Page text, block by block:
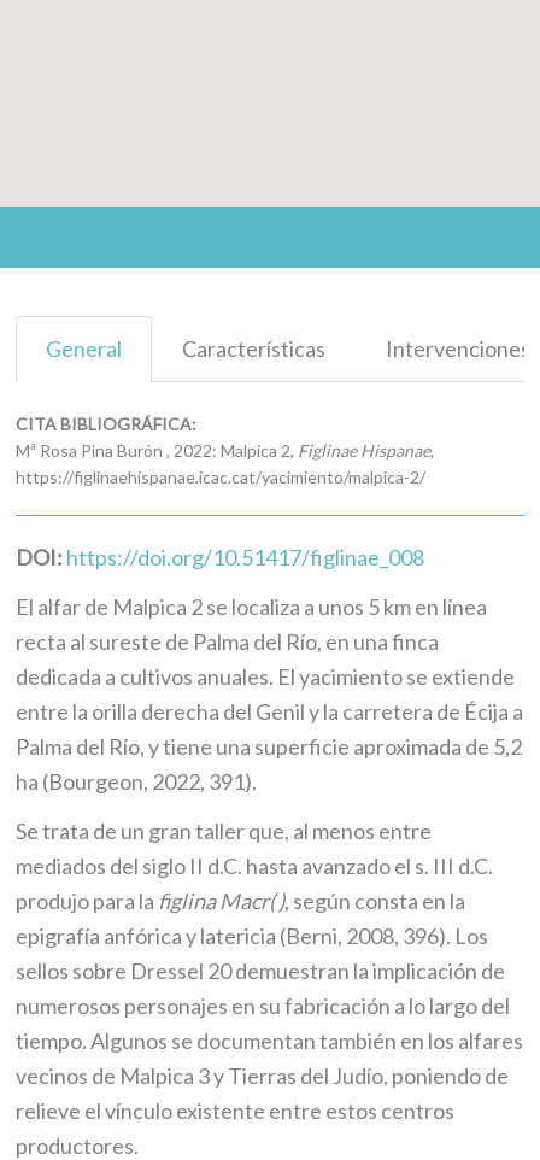
General Características Intervenciones
CITA BIBLIOGRÁFICA:
Mª Rosa Pina Burón , 2022: Malpica 2, Figlinae Hispanae,
https://figlinaehispanae.icac.cat/yacimiento/malpica-2/
DOI: https://doi.org/10.51417/figlinae_008
El alfar de Malpica 2 se localiza a unos 5 km en línea
recta al sureste de Palma del Río, en una finca
dedicada a cultivos anuales. El yacimiento se extiende
entre la orilla derecha del Genil y la carretera de Écija a
Palma del Río, y tiene una superficie aproximada de 5,2
ha (Bourgeon, 2022, 391).
Se trata de un gran taller que, al menos entre
mediados del siglo II d.C. hasta avanzado el s. III d.C.
produjo para la figlina Macr( ), según consta en la
epigrafía anfórica y latericia (Berni, 2008, 396). Los
sellos sobre Dressel 20 demuestran la implicación de
numerosos personajes en su fabricación a lo largo del
tiempo. Algunos se documentan también en los alfares
vecinos de Malpica 3 y Tierras del Judío, poniendo de
relieve el vínculo existente entre estos centros
productores.